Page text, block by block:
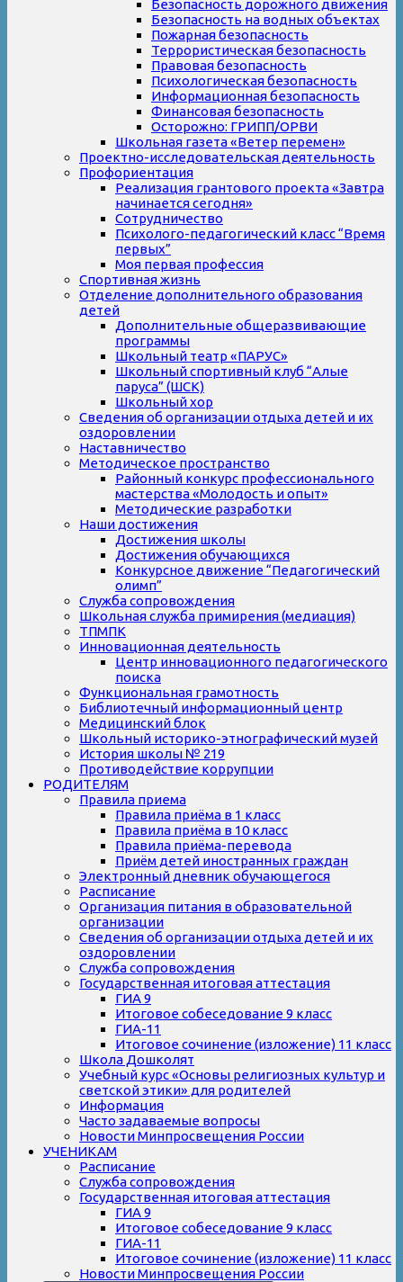
Безопасность дорожного движения
Безопасность на водных объектах
Пожарная безопасность
Террористическая безопасность
Правовая безопасность
Психологическая безопасность
Информационная безопасность
Финансовая безопасность
Осторожно: ГРИПП/ОРВИ
Школьная газета «Ветер перемен»
Проектно-исследовательская деятельность
Профориентация
Реализация грантового проекта «Завтра
начинается сегодня»
Сотрудничество
Психолого-педагогический класс “Время
первых”
Моя первая профессия
Спортивная жизнь
Отделение дополнительного образования
детей
Дополнительные общеразвивающие
программы
Школьный театр «ПАРУС»
Школьный спортивный клуб “Алые
паруса” (ШСК)
Школьный хор
Сведения об организации отдыха детей и их
оздоровлении
Наставничество
Методическое пространство
Районный конкурс профессионального
мастерства «Молодость и опыт»
Методические разработки
Наши достижения
Достижения школы
Достижения обучающихся
Конкурсное движение “Педагогический
олимп”
Служба сопровождения
Школьная служба примирения (медиация)
ТПМПК
Инновационная деятельность
Центр инновационного педагогического
поиска
Функциональная грамотность
Библиотечный информационный центр
Медицинский блок
Школьный историко-этнографический музей
История школы № 219
Противодействие коррупции
РОДИТЕЛЯМ
Правила приема
Правила приёма в 1 класс
Правила приёма в 10 класс
Правила приёма-перевода
Приём детей иностранных граждан
Электронный дневник обучающегося
Расписание
Организация питания в образовательной
организации
Сведения об организации отдыха детей и их
оздоровлении
Служба сопровождения
Государственная итоговая аттестация
ГИА 9
Итоговое собеседование 9 класс
ГИА-11
Итоговое сочинение (изложение) 11 класс
Школа Дошколят
Учебный курс «Основы религиозных культур и
светской этики» для родителей
Информация
Часто задаваемые вопросы
Новости Минпросвещения России
УЧЕНИКАМ
Расписание
Служба сопровождения
Государственная итоговая аттестация
ГИА 9
Итоговое собеседование 9 класс
ГИА-11
Итоговое сочинение (изложение) 11 класс
Новости Минпросвещения России